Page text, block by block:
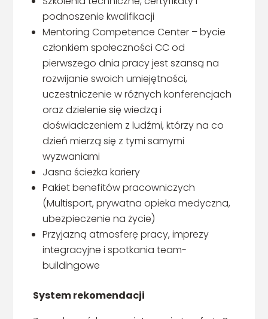
podnoszenie kwalifikacji
Mentoring Competence Center – bycie
członkiem społeczności CC od
pierwszego dnia pracy jest szansą na
rozwijanie swoich umiejętności,
uczestniczenie w różnych konferencjach
oraz dzielenie się wiedzą i
doświadczeniem z ludźmi, którzy na co
dzień mierzą się z tymi samymi
wyzwaniami
Jasna ścieżka kariery
Pakiet benefitów pracowniczych
(Multisport, prywatna opieka medyczna,
ubezpieczenie na życie)
Przyjazną atmosferę pracy, imprezy
integracyjne i spotkania team-
buildingowe
System rekomendacji